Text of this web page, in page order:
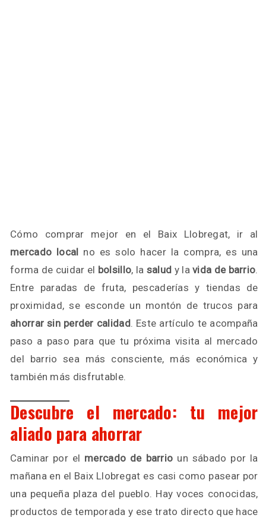
Cómo comprar mejor en el Baix Llobregat, ir al
mercado local no es solo hacer la compra, es una
forma de cuidar el bolsillo, la salud y lavida de barrio.
Entre paradas de fruta, pescaderías y tiendas de
proximidad, se esconde un montón de trucos para
ahorrar sin perder calidad. Este artículo te acompaña
paso a paso para que tu próxima visita al mercado
del barrio sea más consciente, más económica y
también más disfrutable.
Descubre el mercado: tu mejor
aliado para ahorrar
Caminar por el mercado de barrio un sábado por la
mañana en el Baix Llobregat es casi como pasear por
una pequeña plaza del pueblo. Hay voces conocidas,
productos de temporada y ese trato directo que hace